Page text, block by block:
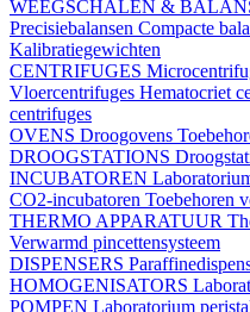
WEEGSCHALEN &
Precisiebalansen Compacte
Kalibratiegewichten
CENTRIFUGES
Vloercentrifuges Hematocriet
centrifuges
OVENS Droogovens
DROOGSTATIONS
INCUBATOREN
CO2-incubatoren Toebehoren
THERMO APPARATUUR
Verwarmd pincettensysteem
DISPENSERS
HOMOGENISATORS
POMPEN Laboratorium